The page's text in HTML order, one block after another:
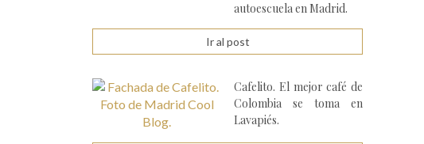
autoescuela en Madrid.
Ir al post
Cafelito. El mejor café de
Colombia se toma en
Lavapiés.